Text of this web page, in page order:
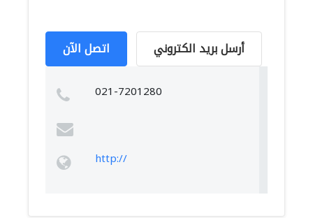
اتصل الآن أرسل بريد الكتروني
021-7201280
http://